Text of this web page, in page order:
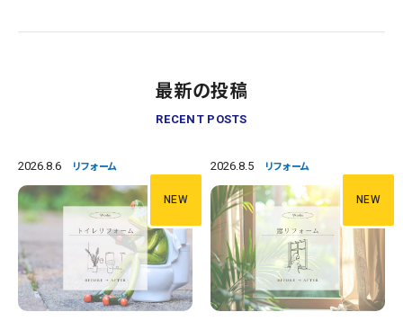
最新の投稿
RECENT POSTS
2026.8.6 リフォーム
NEW
2026.8.5 リフォーム
NEW